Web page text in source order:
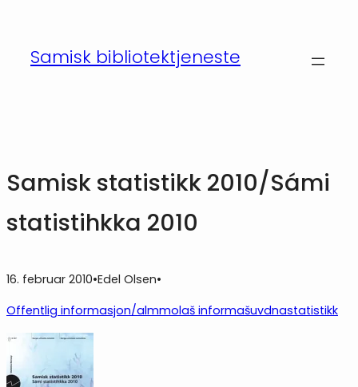
innholdSamisk bibliotektjeneste
Samisk statistikk 2010/Sámi
statistihkka 2010
16. februar 2010•Edel Olsen•
Offentlig informasjon/almmolaš informašuvdnastatistikk